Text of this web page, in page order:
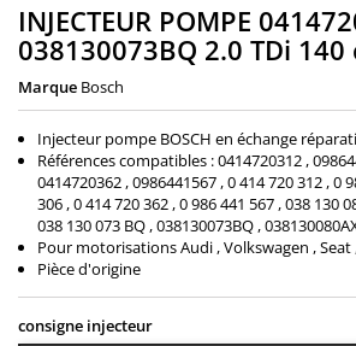
INJECTEUR POMPE
038130073BQ 2.0 TDi 140
Marque Bosch
Injecteur pompe BOSCH en échange
Références compatibles : 0414720312 ,
0414720362 , 0986441567 , 0 414 720 312 , 0
306 , 0 414 720 362 , 0 986 441 567 , 038 130
038 130 073 BQ , 038130073BQ ,
Pour motorisations Audi , Volkswagen , Seat
Pièce d'origine
consigne injecteur